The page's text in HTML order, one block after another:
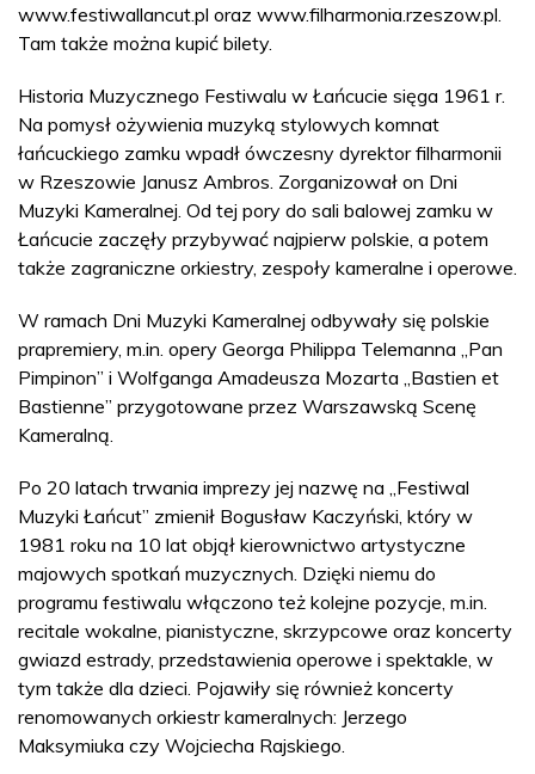
www.festiwallancut.pl oraz www.filharmonia.rzeszow.pl.
Tam także można kupić bilety.
Historia Muzycznego Festiwalu w Łańcucie sięga 1961 r.
Na pomysł ożywienia muzyką stylowych komnat
łańcuckiego zamku wpadł ówczesny dyrektor filharmonii
w Rzeszowie Janusz Ambros. Zorganizował on Dni
Muzyki Kameralnej. Od tej pory do sali balowej zamku w
Łańcucie zaczęły przybywać najpierw polskie, a potem
także zagraniczne orkiestry, zespoły kameralne i operowe.
W ramach Dni Muzyki Kameralnej odbywały się polskie
prapremiery, m.in. opery Georga Philippa Telemanna „Pan
Pimpinon” i Wolfganga Amadeusza Mozarta „Bastien et
Bastienne” przygotowane przez Warszawską Scenę
Kameralną.
Po 20 latach trwania imprezy jej nazwę na „Festiwal
Muzyki Łańcut” zmienił Bogusław Kaczyński, który w
1981 roku na 10 lat objął kierownictwo artystyczne
majowych spotkań muzycznych. Dzięki niemu do
programu festiwalu włączono też kolejne pozycje, m.in.
recitale wokalne, pianistyczne, skrzypcowe oraz koncerty
gwiazd estrady, przedstawienia operowe i spektakle, w
tym także dla dzieci. Pojawiły się również koncerty
renomowanych orkiestr kameralnych: Jerzego
Maksymiuka czy Wojciecha Rajskiego.